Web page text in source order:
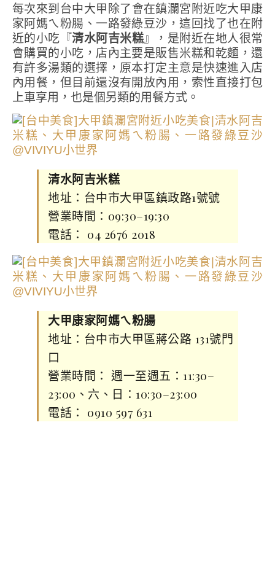
每次來到台中大甲除了會在鎮瀾宮附近吃大甲康
家阿媽ㄟ粉腸、一路發綠豆沙，這回找了也在附
近的小吃『清水阿吉米糕』，是附近在地人很常
會購買的小吃，店內主要是販售米糕和乾麵，還
有許多湯類的選擇，原本打定主意是快速進入店
內用餐，但目前還沒有開放內用，索性直接打包
上車享用，也是個另類的用餐方式。
清水阿吉米糕
地址：台中市大甲區鎮政路1號號
營業時間：09:30–19:30
電話： 04 2676 2018
大甲康家阿媽ㄟ粉腸
地址：台中市大甲區蔣公路 131號門
口
營業時間： 週一至週五：11:30–
23:00、六、日：10:30–23:00
電話： 0910 597 631